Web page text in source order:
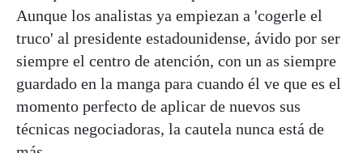
Aunque los analistas ya empiezan a 'cogerle el
truco' al presidente estadounidense, ávido por ser
siempre el centro de atención, con un as siempre
guardado en la manga para cuando él ve que es el
momento perfecto de aplicar de nuevos sus
técnicas negociadoras, la cautela nunca está de